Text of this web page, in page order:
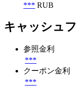
*** RUB
キャッシュ
参照金利
***
クーポン金利
***